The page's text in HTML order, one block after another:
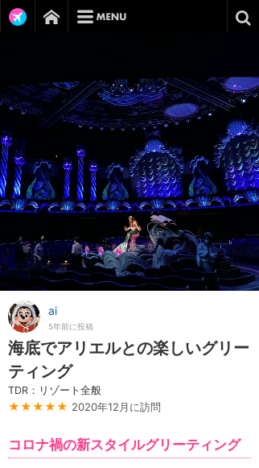
ai
5年前に投稿
海底でアリエルとの楽しいグリー
ティング
TDR：リゾート全般
★★★★★ 2020年12月に訪問
コロナ禍の新スタイルグリーティング